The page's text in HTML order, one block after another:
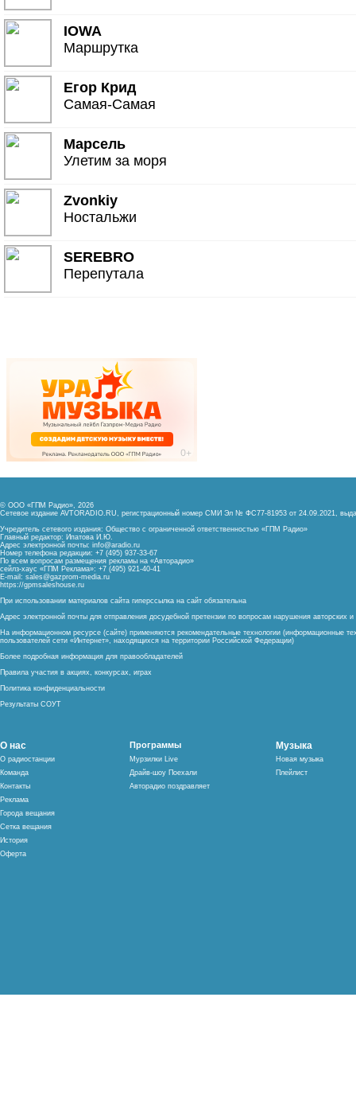
IOWA
Маршрутка
Егор Крид
Самая-Самая
Марсель
Улетим за моря
Zvonkiy
Ностальжи
SEREBRO
Перепутала
© ООО «ГПМ Радио», 2026
Сетевое издание AVTORADIO.RU, регистрационный номер СМИ Эл № ФС77-81953 от 24.09.2021,
Учредитель сетевого издания: Общество с ограниченной ответственностью «ГПМ Радио»
Главный редактор: Ипатова И.Ю.
Адрес электронной почты: info@aradio.ru
Номер телефона редакции: +7 (495) 937-33-67
По всем вопросам размещения рекламы на «Авторадио»
сейлз-хаус «ГПМ Реклама»: +7 (495) 921-40-41
E-mail: sales@gazprom-media.ru
https://gpmsaleshouse.ru
При использовании материалов сайта гиперссылка на сайт обязательна
Адрес электронной почты для отправления досудебной претензии по вопросам нарушения авторских
На информационном ресурсе (сайте) применяются рекомендательные технологии (информационные
пользователей сети «Интернет», находящихся на территории Российской Федерации)
Более подробная информация для правообладателей
Правила участия в акциях, конкурсах, играх
Политика конфиденциальности
Результаты СОУТ
О нас
О радиостанции
Команда
Контакты
Реклама
Города вещания
Сетка вещания
История
Оферта
Программы
Мурзилки Live
Драйв-шоу Поехали
Авторадио поздравляет
Музыка
Новая музыка
Плейлист